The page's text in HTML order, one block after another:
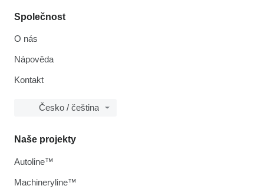
Společnost
O nás
Nápověda
Kontakt
Česko / čeština
Naše projekty
Autoline™
Machineryline™